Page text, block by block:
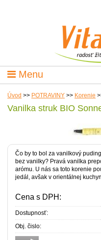
Menu
Úvod >> POTRAVINY >> Korenie
Vanilka struk BIO
Čo by to bol za vanilkový
bez vanilky? Pravá vanilka
arómu. U nás sa toto korenie
jedál, avšak v orientálnej
Cena s DPH:
Dostupnosť:
Obj. čislo: